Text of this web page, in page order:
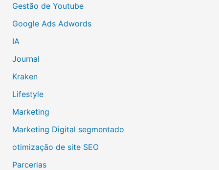
Gestão de Youtube
Google Ads Adwords
IA
Journal
Kraken
Lifestyle
Marketing
Marketing Digital segmentado
otimização de site SEO
Parcerias